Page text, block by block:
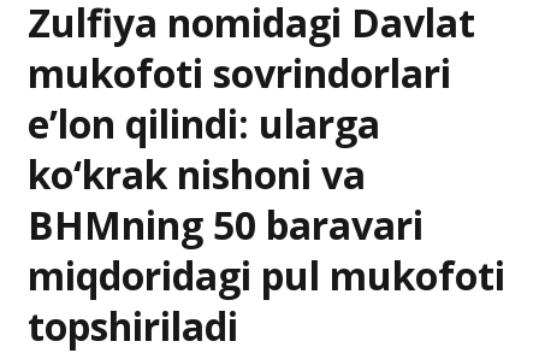
Zulfiya nomidagi Davlat
mukofoti sovrindorlari
e’lon qilindi: ularga
ko‘krak nishoni va
BHMning 50 baravari
miqdoridagi pul mukofoti
topshiriladi